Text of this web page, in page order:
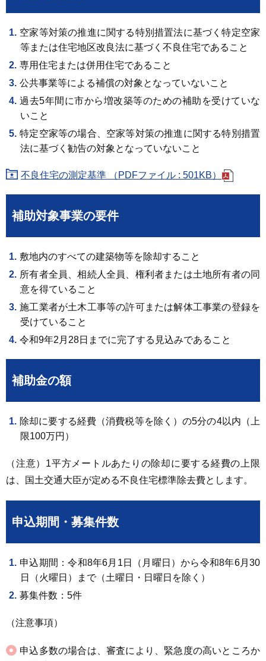
空家等対策の推進に関する特別措置法に基づく特定空家
等または住宅地区改良法に基づく不良住宅であること
専用住宅または併用住宅であること
公共事業等による補償の対象となっていないこと
過去5年間に市から増改築等のための補助を受けていな
いこと
特定空家等の場合、空家等対策の推進に関する特別措置
法に基づく勧告の対象となっていないこと
不良住宅の測定基準 （PDFファイル : 501KB）
補助対象事業の要件
敷地内のすべての建築物等を除却すること
所有者全員、相続人全員、権利者または土地所有者の同
意を得ていること
施工業者が土木工事等の許可または解体工事業の登録を
受けていること
令和9年2月28日までに完了する見込みであること
補助金の額
除却に要する経費（消費税等を除く）の5分の4以内（上
限100万円）
（注意）1平方メートルあたりの除却に要する経費の上限
は、国土交通大臣が定める不良住宅標準除去費とします。
申込期間・募集件数
申込期間：令和8年6月1日（月曜日）から令和8年6月30
日（火曜日）まで（土曜日・日曜日を除く）
募集件数：5件
（注意事項）
申込多数の場合は、審査により、緊急度の高いところか